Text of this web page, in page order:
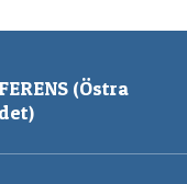
(Östra